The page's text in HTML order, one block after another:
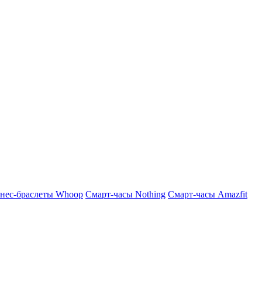
браслеты Whoop Смарт-часы Nothing Смарт-часы Amazfit